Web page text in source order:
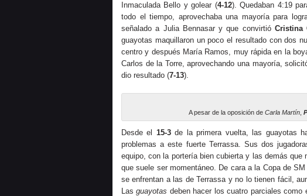
Inmaculada Bello y golear (4-12). Quedaban 4:19
todo el tiempo, aprovechaba una mayoría para
señalado a Julia Bennasar y que convirtió Cristina
guayotas maquillaron un poco el resultado con dos
centro y después María Ramos, muy rápida en la
Carlos de la Torre, aprovechando una mayoría,
dio resultado (7-13).
A pesar de la oposición de Carla Martín,
Desde el 15-3de la primera vuelta, las guayotas
problemas a este fuerte Terrassa. Sus dos
equipo, con la portería bien cubierta y las demás que
que suele ser momentáneo. De cara a la Copa de
se enfrentan a las de Terrassa y no lo tienen fácil,
Lasguayotas deben hacer los cuatro parciales